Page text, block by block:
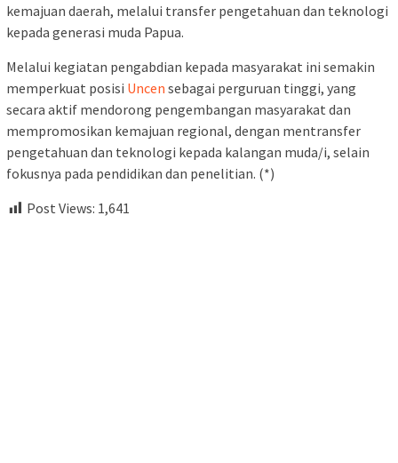
kemajuan daerah, melalui transfer pengetahuan dan teknologi
kepada generasi muda Papua.
Melalui kegiatan pengabdian kepada masyarakat ini semakin
memperkuat posisi Uncen sebagai perguruan tinggi, yang
secara aktif mendorong pengembangan masyarakat dan
mempromosikan kemajuan regional, dengan mentransfer
pengetahuan dan teknologi kepada kalangan muda/i, selain
fokusnya pada pendidikan dan penelitian. (*)
Post Views: 1,641